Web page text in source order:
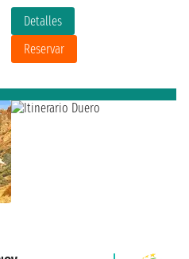
Detalles
Reservar